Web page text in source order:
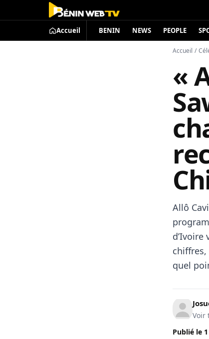
Accueil BENIN NEWS PEOPLE
Accueil /
«
Allô
d’Ivoire
quel
Voir
Publié le